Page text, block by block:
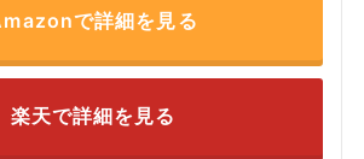
で詳細を見る
楽天で詳細を見る